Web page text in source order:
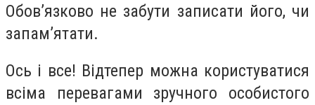
Обов’язково не забути записати його, чи
запам’ятати.
Ось і все! Відтепер можна користуватися
всіма перевагами зручного особистого